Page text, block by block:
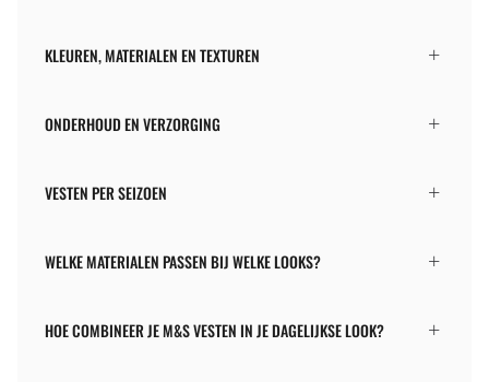
KLEUREN, MATERIALEN EN TEXTUREN
ONDERHOUD EN VERZORGING
VESTEN PER SEIZOEN
WELKE MATERIALEN PASSEN BIJ WELKE LOOKS?
HOE COMBINEER JE M&S VESTEN IN JE DAGELIJKSE LOOK?